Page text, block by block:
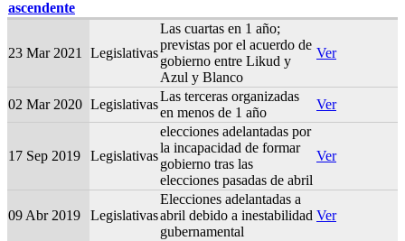
23 Mar 2021 Legislativas
Las cuartas en 1 año;
previstas por el acuerdo de
gobierno entre Likud y
Azul y Blanco
Ver
02 Mar 2020 Legislativas
Las terceras organizadas
en menos de 1 año
Ver
17 Sep 2019 Legislativas
elecciones adelantadas por
la incapacidad de formar
gobierno tras las
elecciones pasadas de abril
Ver
09 Abr 2019 Legislativas
Elecciones adelantadas a
abril debido a inestabilidad
gubernamental
Ver